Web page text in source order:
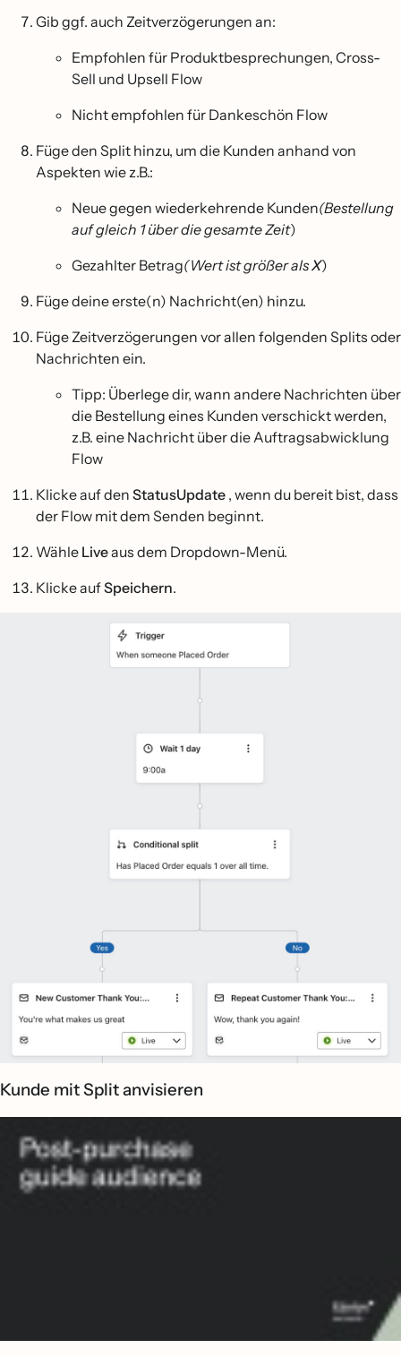
Gib ggf. auch Zeitverzögerungen an:
Empfohlen für Produktbesprechungen, Cross-
Sell und Upsell Flow
Nicht empfohlen für Dankeschön Flow
Füge den Split hinzu, um die Kunden anhand von
Aspekten wie z.B.:
Neue gegen wiederkehrende Kunden(Bestellung
auf gleich 1 über die gesamte Zeit)
Gezahlter Betrag(Wert ist größer alsX)
Füge deine erste(n) Nachricht(en) hinzu.
Füge Zeitverzögerungen vor allen folgenden Splits oder
Nachrichten ein.
Tipp: Überlege dir, wann andere Nachrichten über
die Bestellung eines Kunden verschickt werden,
z.B. eine Nachricht über die Auftragsabwicklung
Flow
Klicke auf den StatusUpdate , wenn du bereit bist, dass
der Flow mit dem Senden beginnt.
Wähle Liveaus dem Dropdown-Menü.
Klicke aufSpeichern.
Kunde mit Split anvisieren